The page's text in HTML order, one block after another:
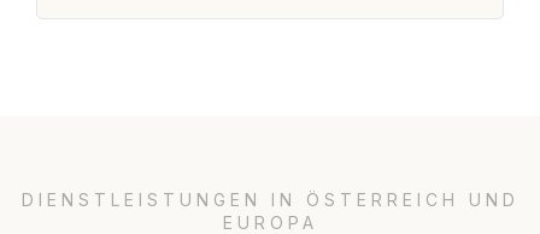
DIENSTLEISTUNGEN IN ÖSTERREICH UND
EUROPA